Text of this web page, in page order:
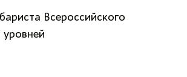
Всероссийского
уровней